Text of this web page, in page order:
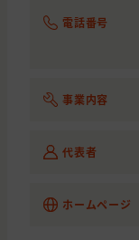
神奈川県
神奈川県
横浜市
東京都
町田市
電話番号
事業内容
代表者
ホームページ